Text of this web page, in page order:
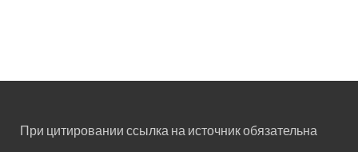
При цитировании ссылка на источник обязательна